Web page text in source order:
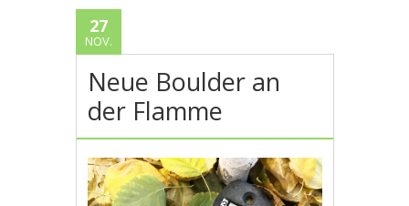
27
NOV.
Neue Boulder an
der Flamme